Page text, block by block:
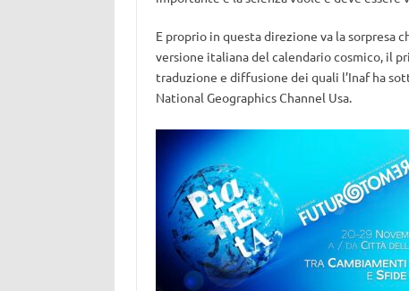
E proprio in questa direzione va la sorpresa
versione italiana del calendario cosmico, il
traduzione e diffusione dei quali l’Inaf ha
National Geographics Channel Usa.